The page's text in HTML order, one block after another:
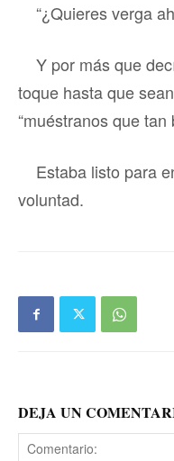
“¿Quieres verga
Y por más que
toque hasta que
“muéstranos que
Estaba listo para
voluntad.
DEJA UN